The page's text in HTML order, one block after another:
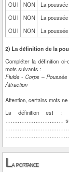
OUI
NON
La
OUI
NON
La poussée
OUI
NON La poussée
2) La définition de la
Compléter la définition
mots suivants :
Fluide - Corps –
Attraction
Attention, certains mots
La définition est
……………………………
La portance